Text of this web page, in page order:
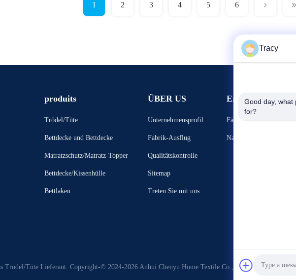
1 2 3 4 5 6
produits
Trödel/Tüte
Bettdecke und Bettdecke
Matratzschutz/Matratz-Topper
Bettdecke/Kissenhülle
Bettlaken
ÜBER US
Unternehmensprofil
Fabrik-Ausflug
Qualitätskontrolle
Sitemap
Treten Sie mit uns in
Ereignisse
Fälle
Nachrichten
Trödel/Tüte Lieferant. Copyright-© 2024-2026 Anhui Chenyu Home Textile Co., Ltd. . Alle Rechte
Tracy
Good day, what
for?